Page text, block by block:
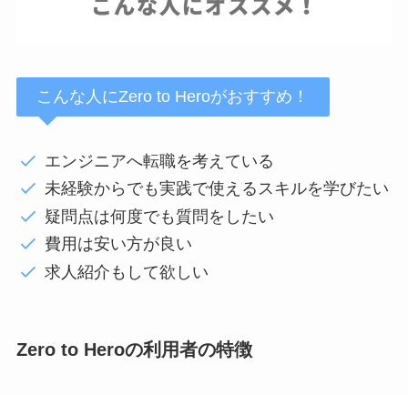
こんな人にZero to Heroがおすすめ！
エンジニアへ転職を考えている
未経験からでも実践で使えるスキルを学びたい
疑問点は何度でも質問をしたい
費用は安い方が良い
求人紹介もして欲しい
Zero to Heroの利用者の特徴